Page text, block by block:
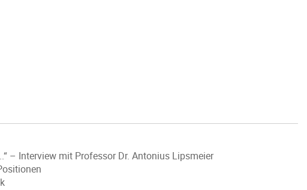
– Interview mit Professor Dr. Antonius Lipsmeier